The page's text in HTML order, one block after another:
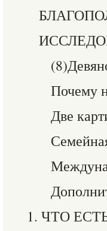
Почему
Две
1. ЧТО